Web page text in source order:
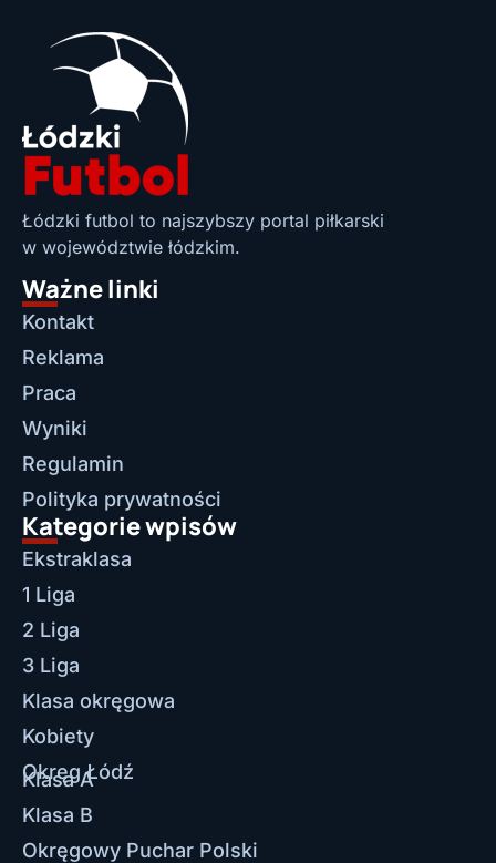
Łódzki futbol to najszybszy portal piłkarski
w województwie łódzkim.
Ważne linki
Kontakt
Reklama
Praca
Wyniki
Regulamin
Polityka prywatności
Kategorie wpisów
Ekstraklasa
1 Liga
2 Liga
3 Liga
Klasa okręgowa
Kobiety
Okręg Łódź
Klasa A
Klasa B
Okręgowy Puchar Polski